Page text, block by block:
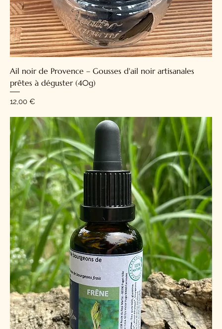
Ail noir de Provence – Gousses d'ail noir artisanales
prêtes à déguster (40g)
Prix
12,00 €